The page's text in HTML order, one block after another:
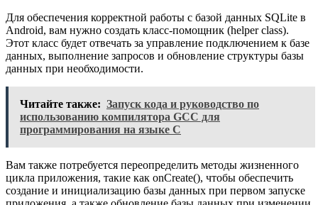
Для обеспечения корректной работы с базой данных SQLite в
Android, вам нужно создать класс-помощник (helper class).
Этот класс будет отвечать за управление подключением к базе
данных, выполнение запросов и обновление структуры базы
данных при необходимости.
Читайте также: Запуск кода и руководство по
использованию компилятора GCC для
программирования на языке C
Вам также потребуется переопределить методы жизненного
цикла приложения, такие как onCreate(), чтобы обеспечить
создание и инициализацию базы данных при первом запуске